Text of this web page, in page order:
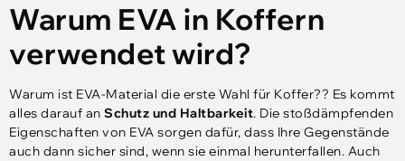
Warum EVA in Koffern
verwendet wird?
Warum ist EVA-Material die erste Wahl für Koffer?? Es kommt
alles darauf an Schutz und Haltbarkeit. Die stoßdämpfenden
Eigenschaften von EVA sorgen dafür, dass Ihre Gegenstände
auch dann sicher sind, wenn sie einmal herunterfallen. Auch